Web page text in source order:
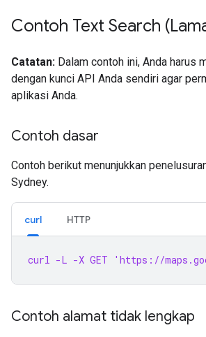
Contoh Text Search
Catatan: Dalam contoh ini, Anda harus
dengan kunci API Anda sendiri agar
aplikasi Anda.
Contoh dasar
Contoh berikut menunjukkan
Sydney.
curl HTTP
curl -L -X GET 'https://
Contoh alamat tidak lengkap